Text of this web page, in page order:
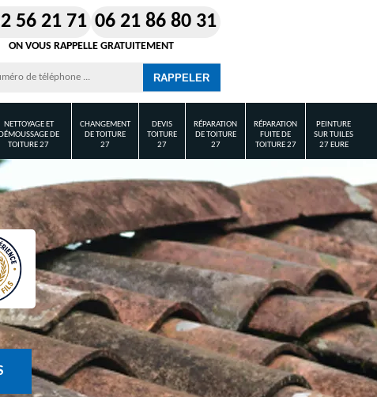
56 21 71 06 21 86 80 31
ON VOUS RAPPELLE GRATUITEMENT
NETTOYAGE ET
DÉMOUSSAGE DE
TOITURE 27
CHANGEMENT
DE TOITURE
27
DEVIS
TOITURE
27
RÉPARATION
DE TOITURE
27
RÉPARATION
FUITE DE
TOITURE 27
PEINTURE
SUR TUILES
27 EURE